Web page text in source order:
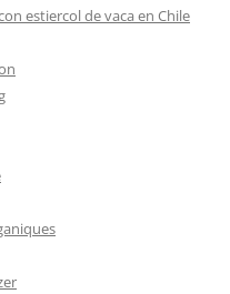
estiercol de vaca en Chile